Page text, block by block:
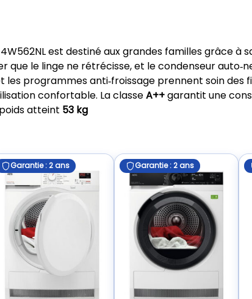
est destiné aux grandes familles grâce à
que le linge ne rétrécisse, et le condenseur
programmes anti‑froissage prennent soin
confortable. La classeA++garantit une
atteint 53 kg
Garantie : 2 ans Garantie : 2 ans